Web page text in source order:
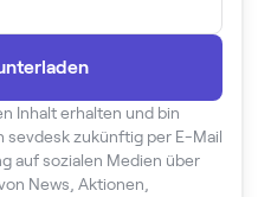
Inhalt erhalten und bin
sevdesk zukünftig per E-Mail
auf sozialen Medien über
News, Aktionen,